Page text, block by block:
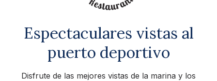
Espectaculares vistas al
puerto deportivo
Disfrute de las mejores vistas de la marina y los